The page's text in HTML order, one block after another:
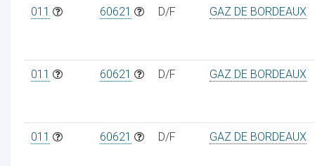
011 60621 D/F GAZ DE BORDEAUX
011 60621 D/F GAZ DE BORDEAUX
011 60621 D/F GAZ DE BORDEAUX